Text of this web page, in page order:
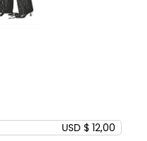
USD $ 12,00